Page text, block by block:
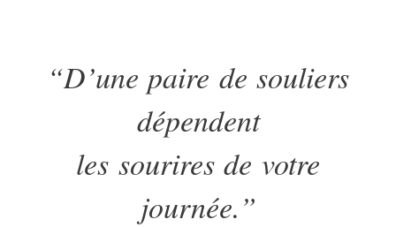
“D’une paire de souliers
dépendent
les sourires de votre
journée.”